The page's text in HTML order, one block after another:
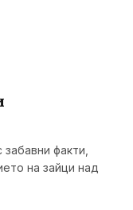
факти,
на зайци над